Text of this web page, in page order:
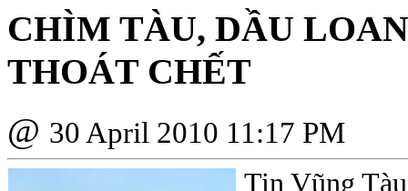
CHÌM TÀU, DẦU
THOÁT CHẾT
@ 30 April 2010 11:17 PM
Tin Vũng